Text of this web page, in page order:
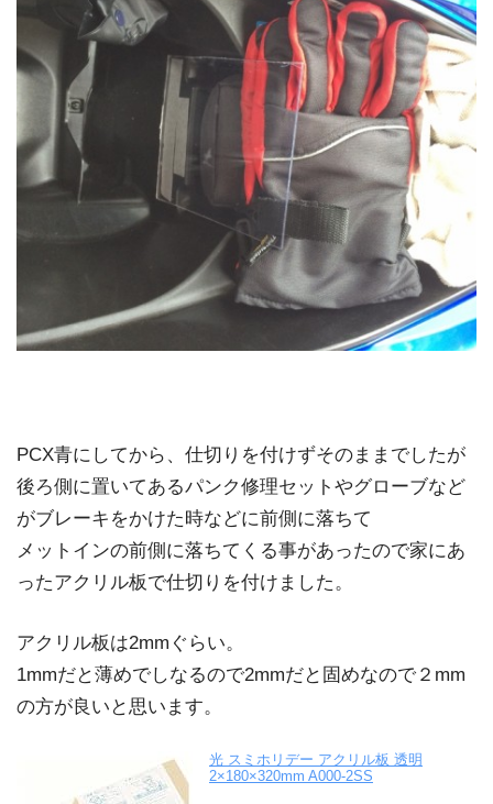
PCX青にしてから、仕切りを付けずそのままでしたが
後ろ側に置いてあるパンク修理セットやグローブなど
がブレーキをかけた時などに前側に落ちて
メットインの前側に落ちてくる事があったので家にあ
ったアクリル板で仕切りを付けました。
アクリル板は2mmぐらい。
1mmだと薄めでしなるので2mmだと固めなので２mm
の方が良いと思います。
光 スミホリデー アクリル板 透明
2×180×320mm A000-2SS